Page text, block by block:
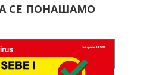
СЕ ПОНАШАМО